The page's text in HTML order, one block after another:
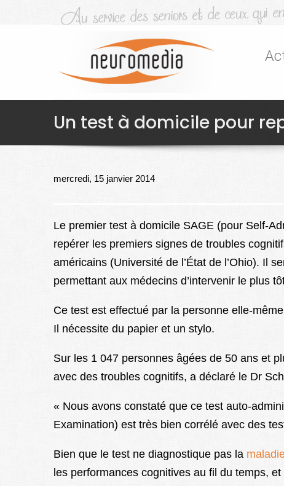
Un test à domicile pour
mercredi, 15 janvier 2014
Le premier test à domicile SAGE (pour Self-
repérer les premiers signes de troubles
américains (Université de l’État de l’Ohio). Il
permettant aux médecins d’intervenir le plus
Ce test est effectué par la personne elle-
Il nécessite du papier et un stylo.
Sur les 1 047 personnes âgées de 50 ans et
avec des troubles cognitifs, a déclaré le Dr
« Nous avons constaté que ce test auto-
Examination) est très bien corrélé avec des
Bien que le test ne diagnostique pas la
les performances cognitives au fil du temps,